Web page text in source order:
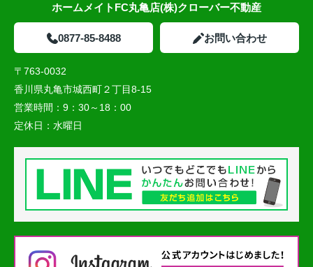
ホームメイトFC丸亀店(株)クローバー不動産
0877-85-8488 お問い合わせ
〒763-0032
香川県丸亀市城西町２丁目8-15
営業時間： 9：30～18：00
定休日： 水曜日